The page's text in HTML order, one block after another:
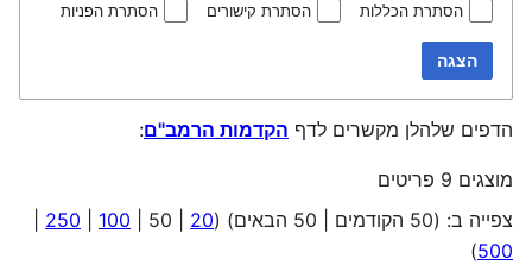
הסתרת הכללות הסתרת קישורים הסתרת הפניות
הצגה
הדפים שלהלן מקשרים לדף הקדמות הרמב"ם:
מוצגים 9 פריטים
צפייה ב: (50 הקודמים 50 הבאים ) (
20
50
100
250
500
)